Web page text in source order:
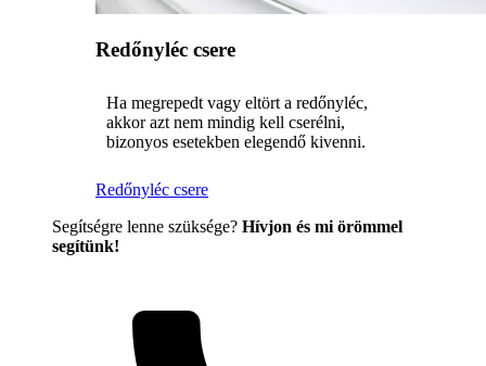
Redőnyléc csere
Ha megrepedt vagy eltört a redőnyléc,
akkor azt nem mindig kell cserélni,
bizonyos esetekben elegendő kivenni.
Redőnyléc csere
Segítségre lenne szüksége? Hívjon és mi örömmel
segítünk!